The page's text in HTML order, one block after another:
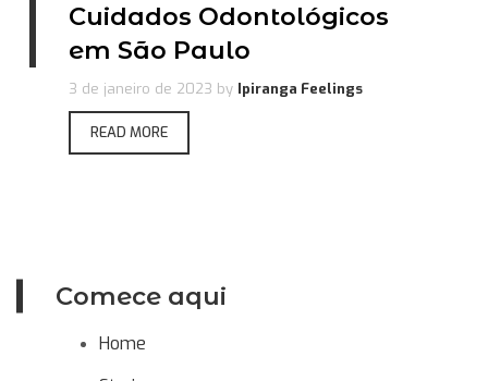
Comece aqui
Home
Cuidados Odontológicos
em São Paulo
3 de janeiro de 2023 by Ipiranga Feelings
READ MORE